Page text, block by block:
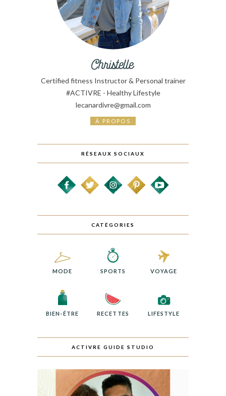
Certified fitness Instructor & Personal trainer
#ACTIVRE - Healthy Lifestyle
lecanardivre@gmail.com
À PROPOS
RÉSEAUX SOCIAUX
CATÉGORIES
MODE SPORTS VOYAGE
BIEN-ÊTRE RECETTES LIFESTYLE
ACTIVRE GUIDE STUDIO